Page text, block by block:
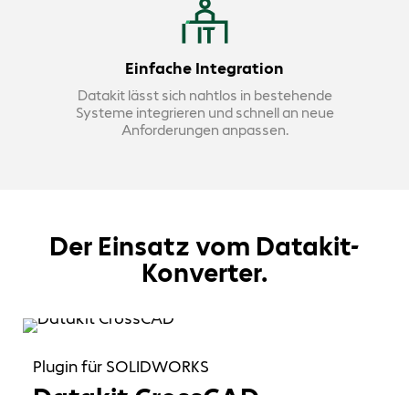
Einfache Integration
Datakit lässt sich nahtlos in bestehende
Systeme integrieren und schnell an neue
Anforderungen anpassen.
Der Einsatz vom Datakit-
Konverter.
Plugin für SOLIDWORKS